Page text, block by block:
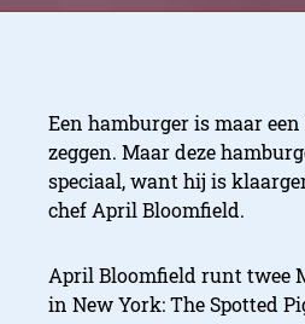
Een hamburger is maar
zeggen. Maar deze
speciaal, want hij is
chef April Bloomfield.
April Bloomfield runt twee
in New York: The Spotted